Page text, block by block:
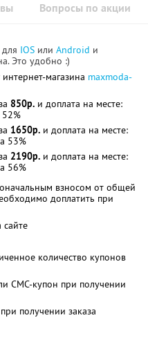
Вопросы по акции
IOS или Android и
Это удобно :)
магазина maxmoda-
850р. и доплата на месте:
1650р. и доплата на месте:
53%
2190р. и доплата на месте:
56%
взносом от общей
доплатить при
количество купонов
СМС-купон при получении
получении заказа